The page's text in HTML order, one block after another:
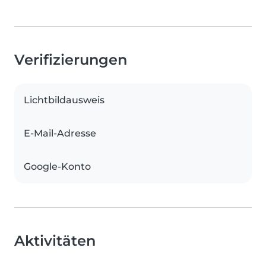
Verifizierungen
Lichtbildausweis
E-Mail-Adresse
Google-Konto
Aktivitäten